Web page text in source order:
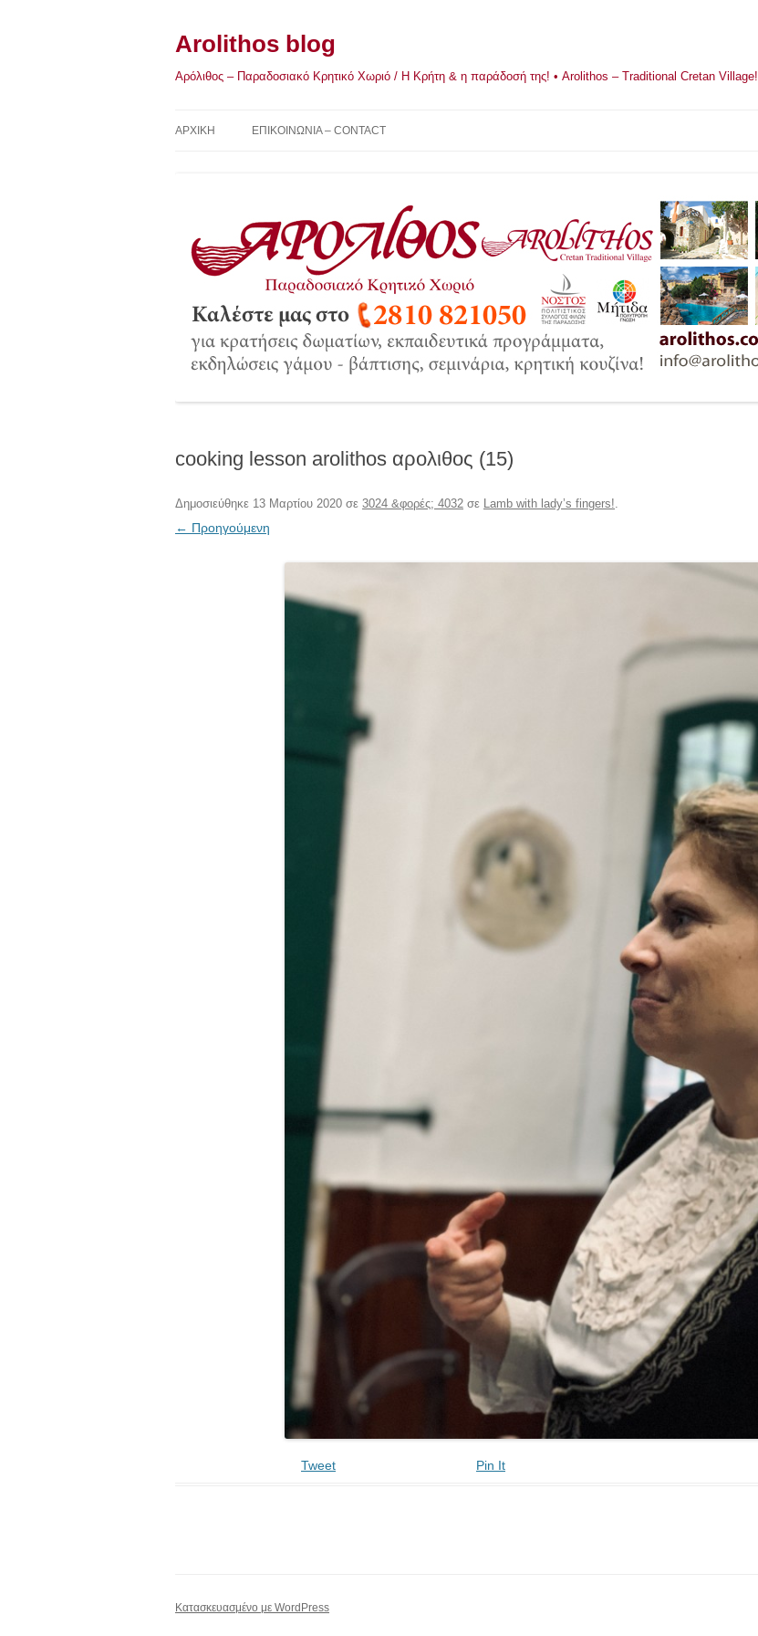
Arolithos blog
Αρόλιθος – Παραδοσιακό Κρητικό Χωριό / Η Κρήτη & η παράδοσή της! • Arolithos – Traditional Cretan Village!
ΑΡΧΙΚΉ ΕΠΙΚΟΙΝΩΝΙΑ – CONTACT
cooking lesson arolithos αρολιθος (15)
Δημοσιεύθηκε 13 Μαρτίου 2020 σε 3024 &φορές; 4032 σε Lamb with lady’s fingers!.
← Προηγούμενη
Tweet Pin It
Κατασκευασμένο με WordPress